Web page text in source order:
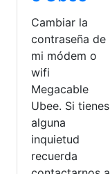
Cambiar la
contraseña de
mi módem o
wifi
Megacable
Ubee. Si tienes
alguna
inquietud
recuerda